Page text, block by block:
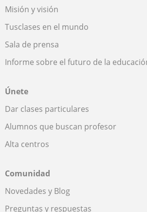
Misión y visión
Tusclases en el mundo
Sala de prensa
Informe sobre el futuro de la
Únete
Dar clases particulares
Alumnos que buscan profesor
Alta centros
Comunidad
Novedades y Blog
Preguntas y respuestas